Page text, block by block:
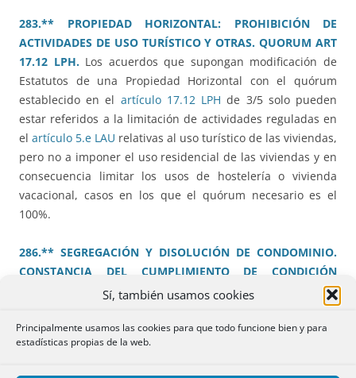
Sí, también usamos cookies
Principalmente usamos las cookies para que todo funcione bien y para
estadísticas propias de la web.
283.** PROPIEDAD HORIZONTAL: PROHIBICIÓN DE
ACTIVIDADES DE USO TURÍSTICO Y OTRAS. QUORUM ART
17.12 LPH.Los acuerdos que supongan modificación de
Estatutos de una Propiedad Horizontal con el quórum
establecido en el artículo 17.12 LPHde 3/5 solo pueden
estar referidos a la limitación de actividades reguladas en
el artículo 5.e LAU relativas al uso turístico de las viviendas,
pero no a imponer el uso residencial de las viviendas y en
consecuencia limitar los usos de hostelería o vivienda
vacacional, casos en los que el quórum necesario es el
100%.
286.** SEGREGACIÓN Y DISOLUCIÓN DE CONDOMINIO.
CONSTANCIA DEL CUMPLIMIENTO DE CONDICIÓN
SUSPENSIVA EXISTIENDO PROHIBICIÓN DE DISPONER.
La
eficacia preferente de las transmisiones anteriores a las
prohibiciones de disponer no es aplicable en los
procedimientos penales, donde prevalece el componente